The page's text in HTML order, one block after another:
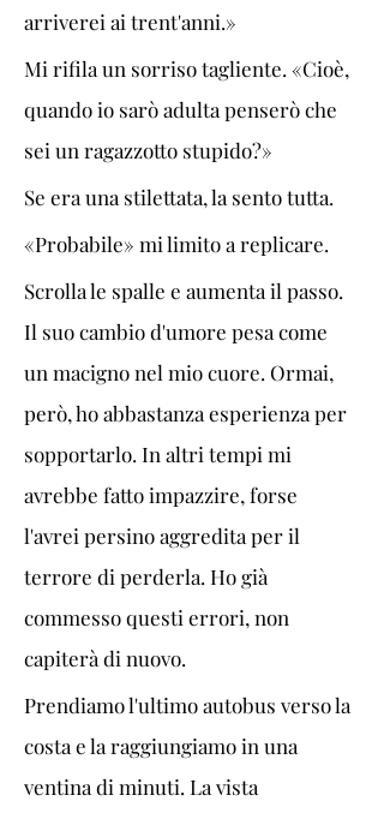
arriverei ai trent'anni.»
Mi rifila un sorriso tagliente. «Cioè,
quando io sarò adulta penserò che
sei un ragazzotto stupido?»
Se era una stilettata, la sento tutta.
«Probabile» mi limito a replicare.
Scrolla le spalle e aumenta il passo.
Il suo cambio d'umore pesa come
un macigno nel mio cuore. Ormai,
però, ho abbastanza esperienza per
sopportarlo. In altri tempi mi
avrebbe fatto impazzire, forse
l'avrei persino aggredita per il
terrore di perderla. Ho già
commesso questi errori, non
capiterà di nuovo.
Prendiamo l'ultimo autobus verso la
costa e la raggiungiamo in una
ventina di minuti. La vista